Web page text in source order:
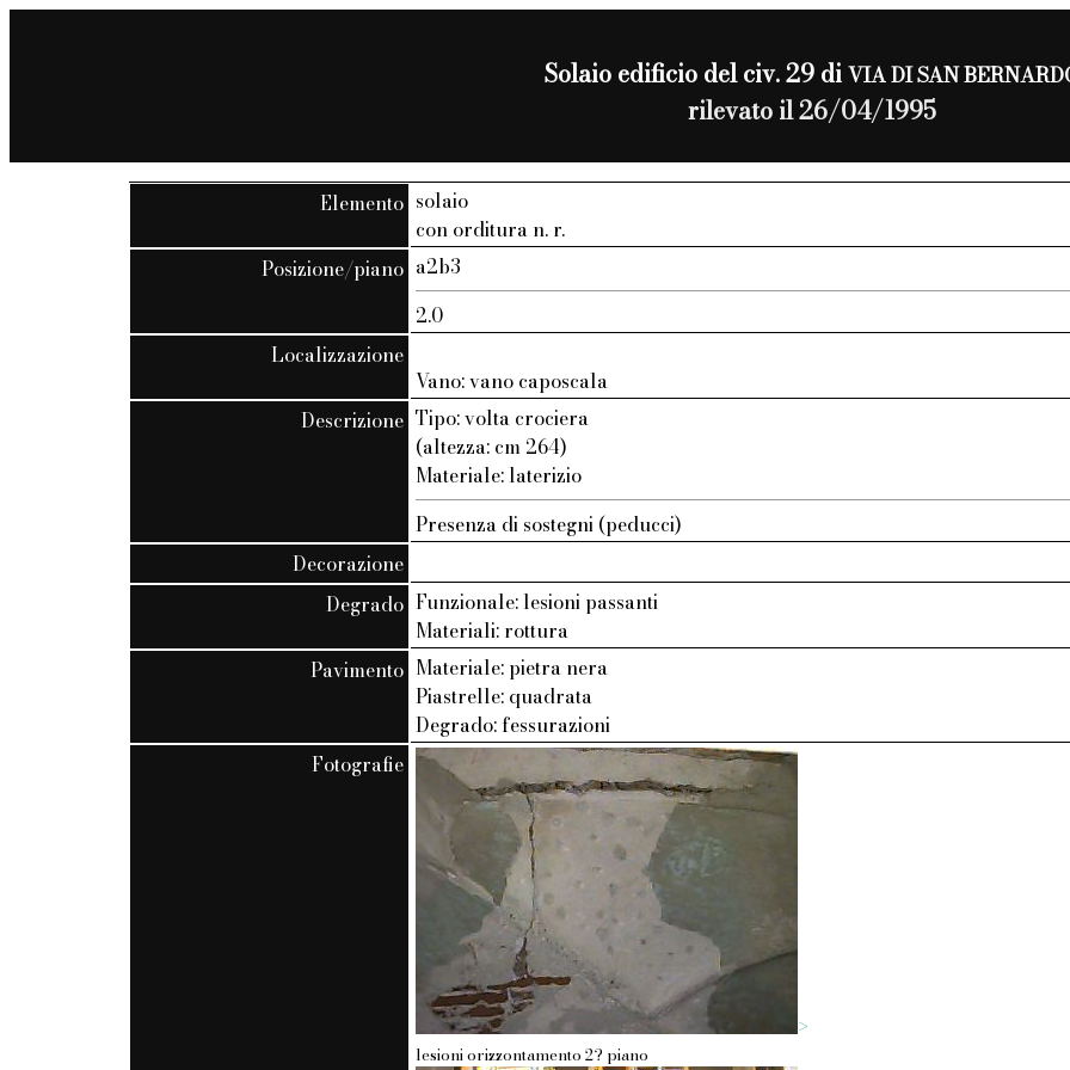
Solaio edificio del civ. 29 diVIA DI SAN
rilevato il 26/04/1995
Elemento solaio
con orditura n. r.
Posizione/piano a2b3
2.0
Localizzazione
Vano: vano caposcala
Descrizione Tipo: volta crociera
(altezza: cm 264)
Materiale: laterizio
Presenza di sostegni (peducci)
Decorazione
Degrado Funzionale: lesioni passanti
Materiali: rottura
Pavimento Materiale: pietra nera
Piastrelle: quadrata
Degrado: fessurazioni
Fotografie
>
lesioni orizzontamento 2? piano